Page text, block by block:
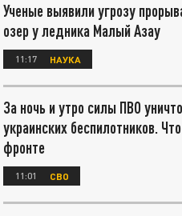
Ученые выявили угрозу
озер у ледника Малый Азау
11:17 НАУКА
За ночь и утро силы ПВО
украинских беспилотников.
фронте
11:01 СВО